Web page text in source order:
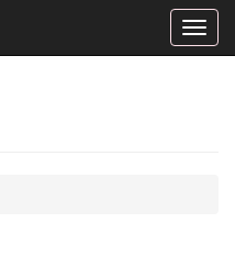
Toggle